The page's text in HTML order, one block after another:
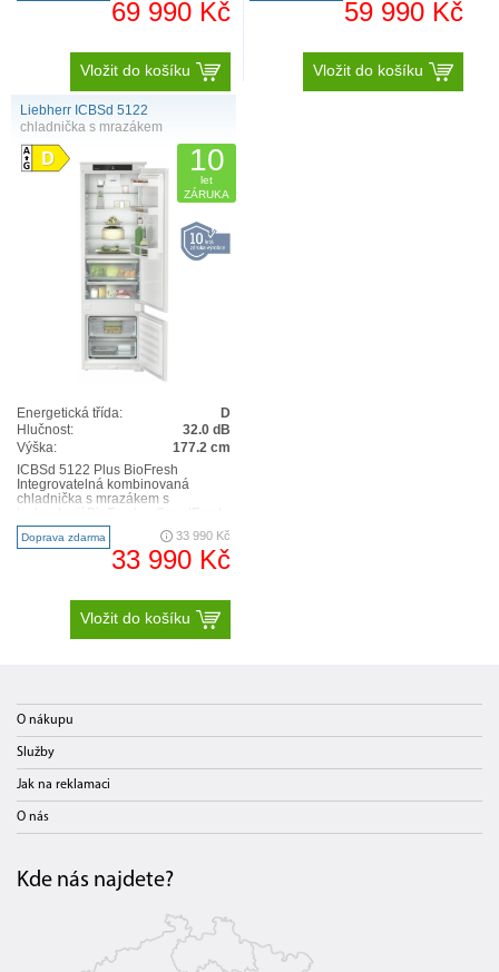
69 990 Kč
Vložit do košíku
59 990 Kč
Vložit do košíku
Liebherr ICBSd 5122
chladnička s mrazákem
10
let
ZÁRUKA
Energetická třída:
D
Hlučnost:
32.0 dB
Výška:
177.2 cm
ICBSd 5122 Plus BioFresh
Integrovatelná kombinovaná
chladnička s mrazákem s
technologií BioFresh a SmartFrost
Přihrádka na maso a mléčné
výrobky ..
Doprava zdarma 33 990 Kč
33 990 Kč
Vložit do košíku
O nákupu
Služby
Jak na reklamaci
O nás
Kde nás najdete?